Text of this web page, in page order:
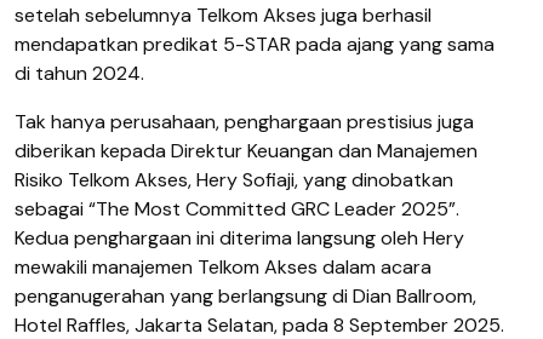
setelah sebelumnya Telkom Akses juga berhasil
mendapatkan predikat 5-STAR pada ajang yang sama
di tahun 2024.
Tak hanya perusahaan, penghargaan prestisius juga
diberikan kepada Direktur Keuangan dan Manajemen
Risiko Telkom Akses, Hery Sofiaji, yang dinobatkan
sebagai “The Most Committed GRC Leader 2025”.
Kedua penghargaan ini diterima langsung oleh Hery
mewakili manajemen Telkom Akses dalam acara
penganugerahan yang berlangsung di Dian Ballroom,
Hotel Raffles, Jakarta Selatan, pada 8 September 2025.